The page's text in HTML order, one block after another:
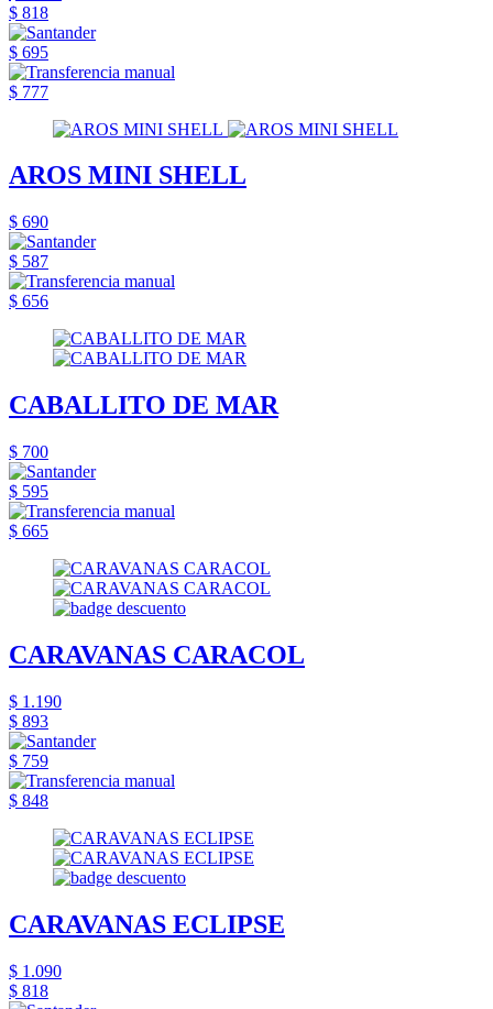
$ 818
$ 695
$ 777
AROS MINI SHELL
$ 690
$ 587
$ 656
CABALLITO DE MAR
$ 700
$ 595
$ 665
CARAVANAS CARACOL
$ 1.190
$ 893
$ 759
$ 848
CARAVANAS ECLIPSE
$ 1.090
$ 818